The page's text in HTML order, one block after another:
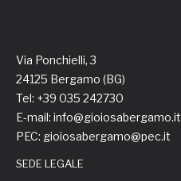
Via Ponchielli, 3
24125 Bergamo (BG)
Tel: +39 035 242730
E-mail: info@gioiosabergamo.it
PEC: gioiosabergamo@pec.it
SEDE LEGALE